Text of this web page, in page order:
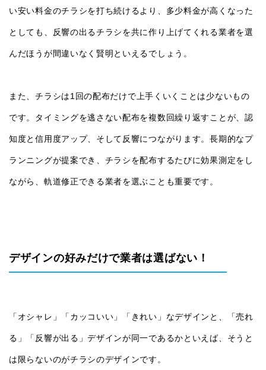
い安い料金のチラシを打ち続けるより、多少料金が高くなった
としても、反響の出るチラシを共に作り上げてくれる業者を選
んだほうが間違いなく賢明といえるでしょう。
また、チラシは1 回の配布だけで上手くいくことは少ないもの
です。タイミングを逃さない配布を複数回繰り返すことが、認
知度と信用度アップ、そして反響につながります。長期的なプ
ランニングが提案でき、チラシを配布するたびに効果測定をし
ながら、軌道修正できる業者を選ぶことも重要です。
デザインの好みだけで業者は選ばない！
「オシャレ」「カッコいい」「きれい」なデザインと、「売れ
る」「反響が出る」デザインが同一であるかといえば、そうと
は限らないのがチラシのデザインです。